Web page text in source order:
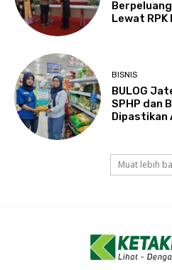
Lewat RPK
BISNIS
BULOG
SPHP dan
Dipastikan
Muat lebih